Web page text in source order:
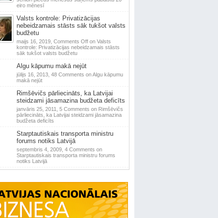
eiro mēnesī
Valsts kontrole: Privatizācijas
nebeidzamais stāsts sāk tukšot valsts
budžetu
maijs 16, 2019, Comments Offon Valsts
kontrole: Privatizācijas nebeidzamais stāsts
sāk tukšot valsts budžetu
Algu kāpumu makā nejūt
jūlijs 16, 2013, 48 Comments on Algu kāpumu
makā nejūt
Rimšēvičs pārliecināts, ka Latvijai
steidzami jāsamazina budžeta deficīts
janvāris 25, 2011, 5 Comments on Rimšēvičs
pārliecināts, ka Latvijai steidzami jāsamazina
budžeta deficīts
Starptautiskais transporta ministru
forums notiks Latvijā
septembris 4, 2009, 4 Comments on
Starptautiskais transporta ministru forums
notiks Latvijā